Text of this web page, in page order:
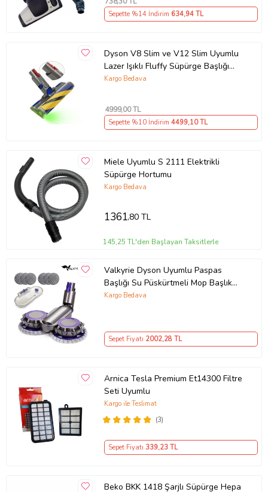
Sepette %14 İndirim 634,94 TL
Dyson V8 Slim ve V12 Slim Uyumlu
Lazer Işıklı Fluffy Süpürge Başlığı
972522-02
Kargo Bedava
4999,00 TL
Sepette %10 İndirim 4499,10 TL
Miele Uyumlu S 2111 Elektrikli
Süpürge Hortumu
Kargo Bedava
1361,80 TL
145,25 TL'den Başlayan Taksitlerle
Valkyrie Dyson Uyumlu Paspas
Başlığı Su Püskürtmeli Mop Başlık
(V7/V8/V10/V11/V15) 6 Paspaslı
Kargo Bedava
Sepet Fiyatı 2002,28 TL
Arnica Tesla Premium Et14300 Filtre
Seti Uyumlu
(3)
Kargo ile Teslimat
Sepet Fiyatı 339,23 TL
Beko BKK 1418 Şarjlı Süpürge Hepa